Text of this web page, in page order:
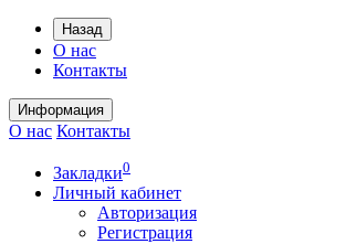
Назад
О нас
Контакты
Информация
О нас Контакты
Закладки0
Личный кабинет
Авторизация
Регистрация